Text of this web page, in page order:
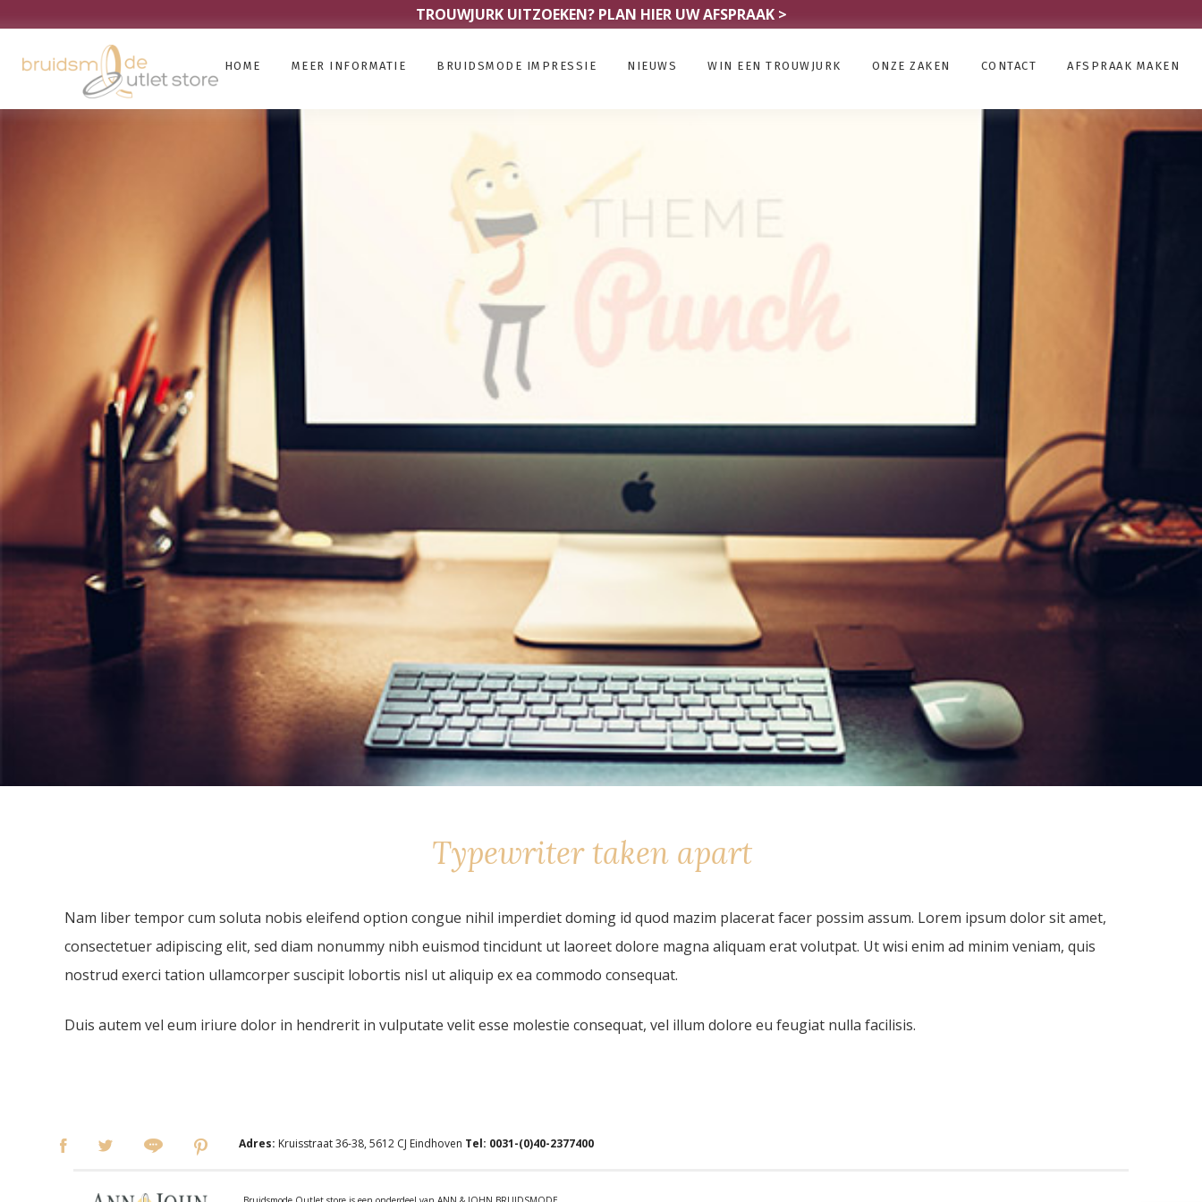
TROUWJURK UITZOEKEN? PLAN HIER UW AFSPRAAK >
HOME MEER INFORMATIE BRUIDSMODE IMPRESSIE NIEUWS WIN EEN TROUWJURK ONZE ZAKEN CONTACT AFSPRAAK MAKEN
Typewriter taken apart
Nam liber tempor cum soluta nobis eleifend option congue nihil imperdiet doming id quod mazim placerat facer possim assum. Lorem ipsum dolor sit amet,
consectetuer adipiscing elit, sed diam nonummy nibh euismod tincidunt ut laoreet dolore magna aliquam erat volutpat. Ut wisi enim ad minim veniam, quis
nostrud exerci tation ullamcorper suscipit lobortis nisl ut aliquip ex ea commodo consequat.
Duis autem vel eum iriure dolor in hendrerit in vulputate velit esse molestie consequat, vel illum dolore eu feugiat nulla facilisis.
Adres: Kruisstraat 36-38, 5612 CJ Eindhoven Tel: 0031-(0)40-2377400